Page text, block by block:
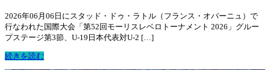
2026年06月06日にスタッド・ドゥ・ラトル（フランス・オバーニュ）で
行なわれた国際大会「第52回モーリスレベロトーナメント 2026」グルー
プステージ第3節、U-19日本代表対U-2 […]
続きを読む